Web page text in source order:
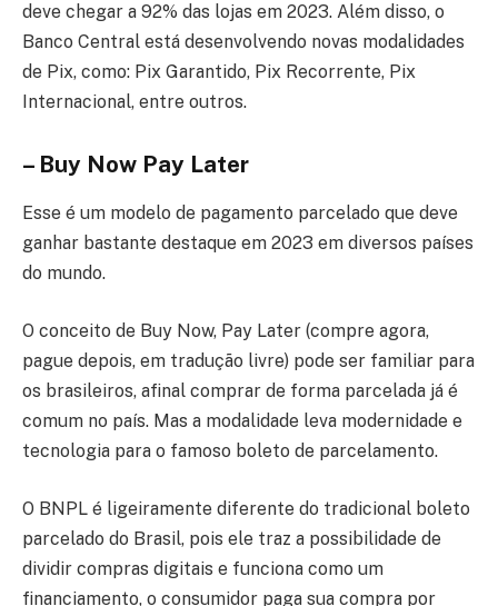
deve chegar a 92% das lojas em 2023. Além disso, o
Banco Central está desenvolvendo novas modalidades
de Pix, como: Pix Garantido, Pix Recorrente, Pix
Internacional, entre outros.
– Buy Now Pay Later
Esse é um modelo de pagamento parcelado que deve
ganhar bastante destaque em 2023 em diversos países
do mundo.
O conceito de Buy Now, Pay Later (compre agora,
pague depois, em tradução livre) pode ser familiar para
os brasileiros, afinal comprar de forma parcelada já é
comum no país. Mas a modalidade leva modernidade e
tecnologia para o famoso boleto de parcelamento.
O BNPL é ligeiramente diferente do tradicional boleto
parcelado do Brasil, pois ele traz a possibilidade de
dividir compras digitais e funciona como um
financiamento, o consumidor paga sua compra por